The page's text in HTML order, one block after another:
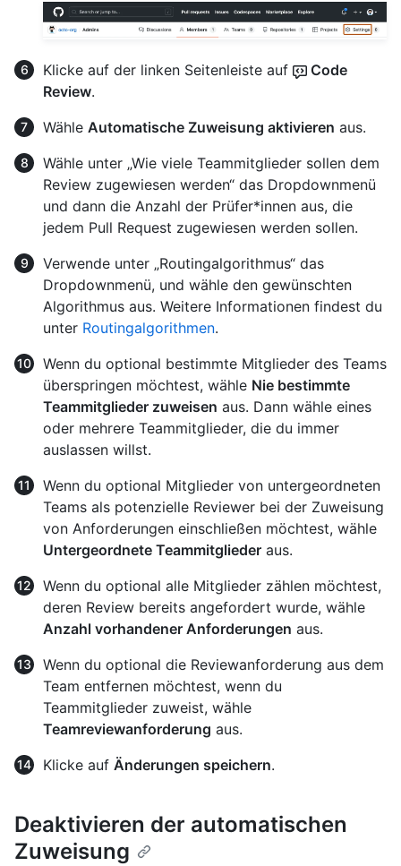
Klicke auf der linken Seitenleiste auf
Code
Review.
Wähle Automatische Zuweisung aktivieren aus.
Wähle unter „Wie viele Teammitglieder sollen dem
Review zugewiesen werden“ das Dropdownmenü
und dann die Anzahl der Prüfer*innen aus, die
jedem Pull Request zugewiesen werden sollen.
Verwende unter „Routingalgorithmus“ das
Dropdownmenü, und wähle den gewünschten
Algorithmus aus. Weitere Informationen findest du
unter Routingalgorithmen.
Wenn du optional bestimmte Mitglieder des Teams
überspringen möchtest, wähle Nie bestimmte
Teammitglieder zuweisen aus. Dann wähle eines
oder mehrere Teammitglieder, die du immer
auslassen willst.
Wenn du optional Mitglieder von untergeordneten
Teams als potenzielle Reviewer bei der Zuweisung
von Anforderungen einschließen möchtest, wähle
Untergeordnete Teammitglieder aus.
Wenn du optional alle Mitglieder zählen möchtest,
deren Review bereits angefordert wurde, wähle
Anzahl vorhandener Anforderungen aus.
Wenn du optional die Reviewanforderung aus dem
Team entfernen möchtest, wenn du
Teammitglieder zuweist, wähle
Teamreviewanforderung aus.
Klicke auf Änderungen speichern.
Deaktivieren der automatischen
Zuweisung